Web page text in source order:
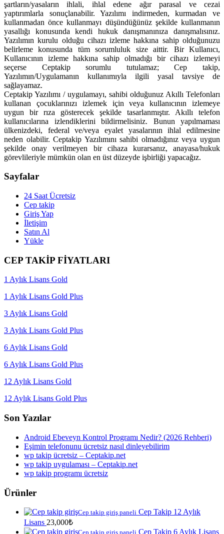
şartların/yasaların ihlali, ihlal edene ağır parasal ve cezai
yaptırımlarla sonuçlanabilir. Yazılımı indirmeden, kurmadan ve
kullanmadan önce kullanmayı düşündüğünüz şekilde kullanmanın
yasallığı konusunda kendi hukuk danışmanınıza danışmalısınız.
Yazılımın kurulu olduğu cihazı izleme hakkına sahip olduğunuzu
belirleme konusunda tüm sorumluluk size aittir. Bir Kullanıcı,
Kullanıcının izleme hakkına sahip olmadığı bir cihazı izlemeyi
seçerse Ceptakip sorumlu tutulamaz; Cep takip,
Yazılımın/Uygulamanın kullanımıyla ilgili yasal tavsiye de
sağlayamaz.
Ceptakip Yazılımı / uygulamayı, sahibi olduğunuz Akıllı Telefonları
kullanan çocuklarınızı izlemek için veya kullanıcının izlemeye
uygun bir rıza gösterecek şekilde tasarlanmıştır. Akıllı telefon
kullanıcılarına izlendiklerini bildirmelisiniz. Bunun yapılmaması
ülkenizdeki, federal ve/veya eyalet yasalarının ihlal edilmesine
neden olabilir. Ceptakip Yazılımını sahibi olmadığınız veya uygun
şekilde onay verilmeyen bir cihaza kurarsanız, anayasa/hukuk
görevlileriyle mümkün olan en üst düzeyde işbirliği yapacağız.
Sayfalar
24 Saat Ücretsiz
Cep takip
Giriş Yap
İletişim
Satın Al
Yükle
CEP TAKİP FİYATLARI
1 Aylık Lisans Gold
1 Aylık Lisans Gold Plus
3 Aylık Lisans Gold
3 Aylık Lisans Gold Plus
6 Aylık Lisans Gold
6 Aylık Lisans Gold Plus
12 Aylık Lisans Gold
12 Aylık Lisans Gold Plus
Son Yazılar
Android Ebeveyn Kontrol Programı Nedir? (2026 Rehberi)
Eşimin telefonunu ücretsiz nasıl dinleyebilirim
wp takip ücretsiz – Ceptakip.net
wp takip uygulaması – Ceptakip.net
wp takip programı ücretsiz
Ürünler
Cep takip giriş paneli Cep Takip 12 Aylık
Lisans 23,000₺
Cep takip giriş paneli Cep Takip 6 Aylık Lisans